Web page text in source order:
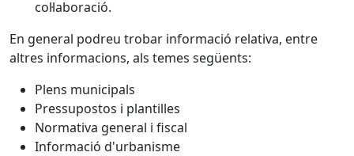
col·laboració.
En general podreu trobar informació relativa, entre
altres informacions, als temes següents:
Plens municipals
Pressupostos i plantilles
Normativa general i fiscal
Informació d'urbanisme